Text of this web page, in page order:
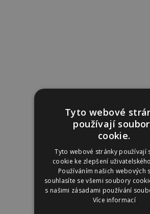
Tyto webové
používají
cookie.
Tyto webové stránky používají
cookie ke zlepšení
Používáním našich webových
souhlasíte se všemi soubory
s našimi zásadami používání
Více informací